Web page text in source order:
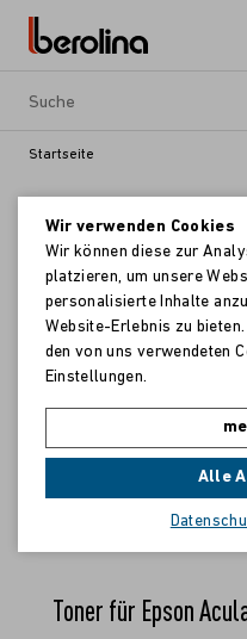
Startseite
Toner für Epson
Wir verwenden Cookies
Wir können diese zur
platzieren, um unsere
personalisierte Inhalte
Website-Erlebnis zu
den von uns verwendeten
Einstellungen.
Alle